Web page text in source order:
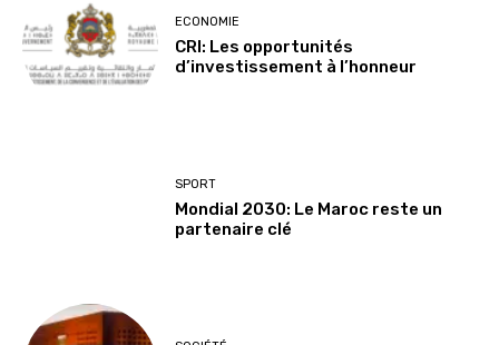
ECONOMIE
CRI: Les opportunités
d’investissement à l’honneur
SPORT
Mondial 2030: Le Maroc reste un
partenaire clé